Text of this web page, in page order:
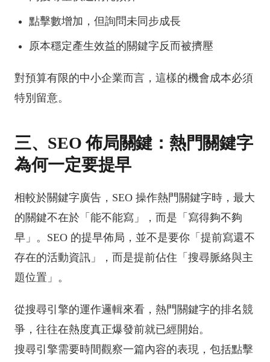
點擊數增加，但詢問未同步成長
原本穩定產生效益的關鍵字反而被擠壓
對預算有限的中小企業而言，這樣的機會成本必須
特別留意。
三、SEO 佈局關鍵：熱門關鍵字
為何一定要提早
相較於關鍵字廣告，SEO 操作熱門關鍵字時，最大
的關鍵不在於「能不能寫」，而是「寫得夠不夠
早」。SEO 的提早佈局，並不是要你「提前寫還不
存在的活動資訊」，而是提前佔住「搜尋脈絡與主
題位置」。
從搜尋引擎的運作邏輯來看，熱門關鍵字的排名競
爭，往往在熱度真正爆發前就已經開始。
搜尋引擎需要時間觀察一篇內容的表現，包括點擊